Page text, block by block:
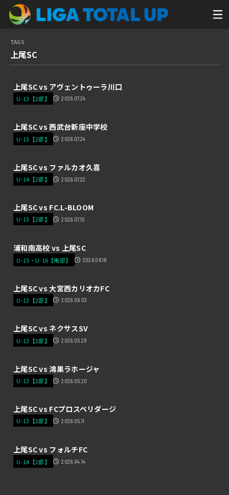
上尾SC
上尾SC vs アヴェントゥーラ川口
U-13【2部】 2026.07.24
上尾SC vs 西武台新座中学校
U-13【2部】 2026.07.24
上尾SC vs ファルカオ久喜
U-14【2部】 2026.07.22
上尾SC vs FC.L-BLOOM
U-13【2部】 2026.07.15
浦和南高校 vs 上尾SC
U-15・U-16【南部】 2026.06.16
上尾SC vs 大宮西カリオカFC
U-13【2部】 2026.06.03
上尾SC vs ネクサスSV
U-13【2部】 2026.05.28
上尾SC vs 鴻巣ラホージャ
U-13【2部】 2026.05.20
上尾SC vs FCプロスペリダージ
U-13【2部】 2026.05.11
上尾SC vs フォルチFC
U-14【2部】 2026.04.14